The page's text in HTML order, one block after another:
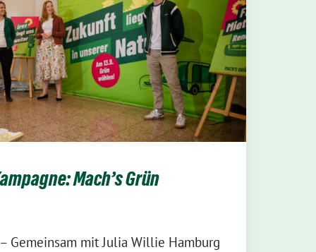
Mach’s Grün
Gemeinsam mit Julia Willie Hamburg